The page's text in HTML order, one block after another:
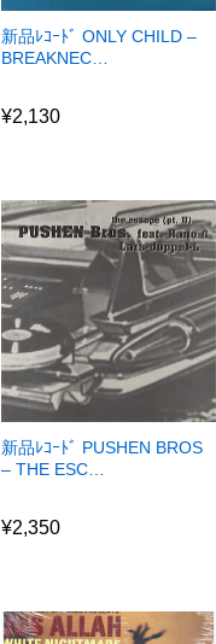
新品ﾚｺｰﾄﾞ ONLY CHILD –
BREAKNEC…
¥2,130
新品ﾚｺｰﾄﾞ PUSHEN BROS
– THE ESC…
¥2,350